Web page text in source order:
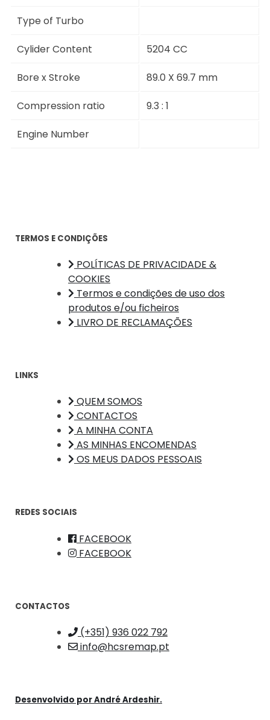
Type of Turbo
Cylider Content 5204 CC
Bore x Stroke 89.0 X 69.7 mm
Compression ratio 9.3 : 1
Engine Number
TERMOS E CONDIÇÕES
POLÍTICAS DE PRIVACIDADE &
COOKIES
Termos e condições de uso dos
produtos e/ou ficheiros
LIVRO DE RECLAMAÇÕES
LINKS
QUEM SOMOS
CONTACTOS
A MINHA CONTA
AS MINHAS ENCOMENDAS
OS MEUS DADOS PESSOAIS
REDES SOCIAIS
FACEBOOK
FACEBOOK
CONTACTOS
(+351) 936 022 792
info@hcsremap.pt
Desenvolvido porAndré Ardeshir.